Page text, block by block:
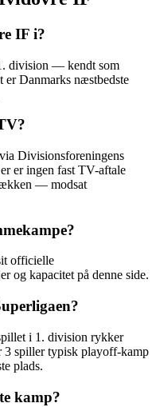
IF i?
division — kendt som
er Danmarks næstbedste
Divisionsforeningens
er ingen fast TV-aftale
— modsat
officielle
og kapacitet på denne side.
i 1. division rykker
3 spiller typisk playoff-kamp
plads.
kamp?